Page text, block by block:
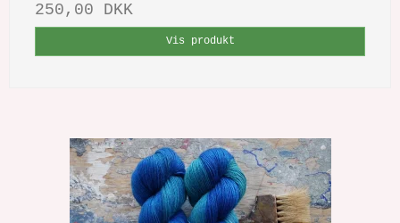
250,00 DKK
Vis produkt